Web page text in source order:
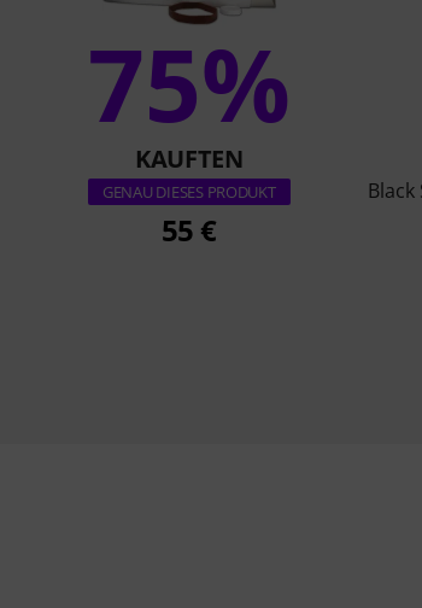
75%
KAUFTEN
GENAU DIESES PRODUKT
55 €
Black